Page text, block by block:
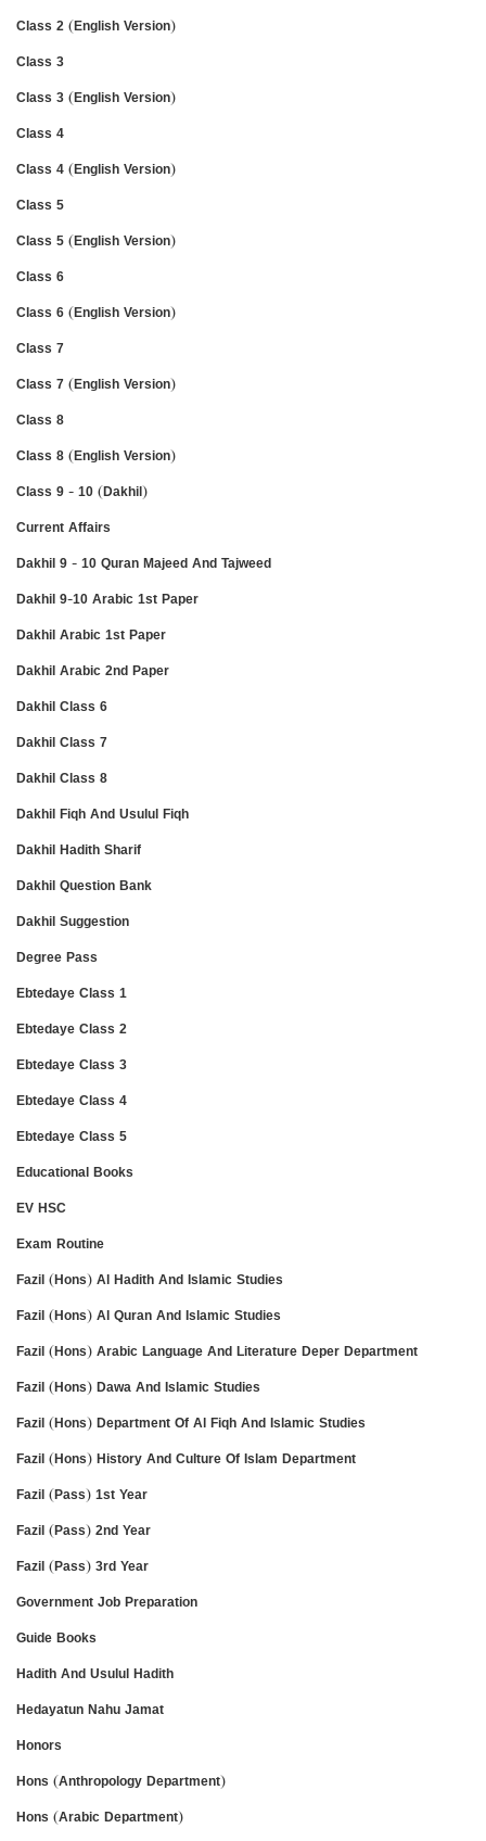
Class 2 (English Version)
Class 3
Class 3 (English Version)
Class 4
Class 4 (English Version)
Class 5
Class 5 (English Version)
Class 6
Class 6 (English Version)
Class 7
Class 7 (English Version)
Class 8
Class 8 (English Version)
Class 9 - 10 (Dakhil)
Current Affairs
Dakhil 9 - 10 Quran Majeed And Tajweed
Dakhil 9-10 Arabic 1st Paper
Dakhil Arabic 1st Paper
Dakhil Arabic 2nd Paper
Dakhil Class 6
Dakhil Class 7
Dakhil Class 8
Dakhil Fiqh And Usulul Fiqh
Dakhil Hadith Sharif
Dakhil Question Bank
Dakhil Suggestion
Degree Pass
Ebtedaye Class 1
Ebtedaye Class 2
Ebtedaye Class 3
Ebtedaye Class 4
Ebtedaye Class 5
Educational Books
EV HSC
Exam Routine
Fazil (Hons) Al Hadith And Islamic Studies
Fazil (Hons) Al Quran And Islamic Studies
Fazil (Hons) Arabic Language And Literature Deper Department
Fazil (Hons) Dawa And Islamic Studies
Fazil (Hons) Department Of Al Fiqh And Islamic Studies
Fazil (Hons) History And Culture Of Islam Department
Fazil (Pass) 1st Year
Fazil (Pass) 2nd Year
Fazil (Pass) 3rd Year
Government Job Preparation
Guide Books
Hadith And Usulul Hadith
Hedayatun Nahu Jamat
Honors
Hons (Anthropology Department)
Hons (Arabic Department)